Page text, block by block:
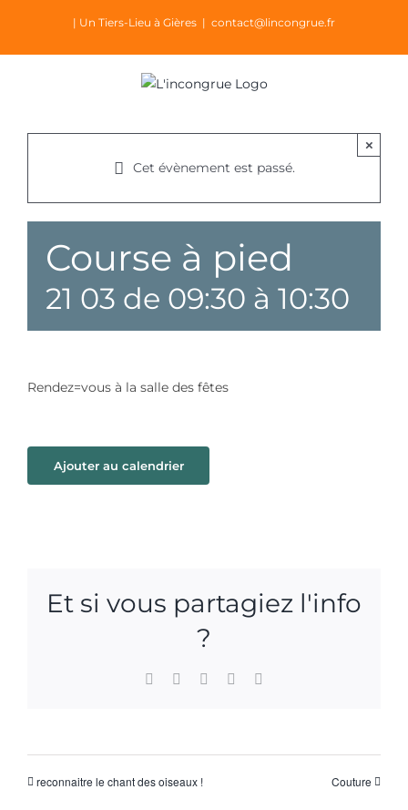
contenu
| Un Tiers-Lieu à Gières | contact@lincongrue.fr
Cet évènement est passé.
×
Course à pied
21 03 de 09:30 à 10:30
Rendez=vous à la salle des fêtes
Ajouter au calendrier
Et si vous partagiez l'info
?
Facebook WhatsApp
Pinterest
reconnaitre le chant des oiseaux ! Couture